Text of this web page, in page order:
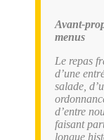
Avant-
menus
Le repas
d’une
salade,
d’entre
faisant
longue